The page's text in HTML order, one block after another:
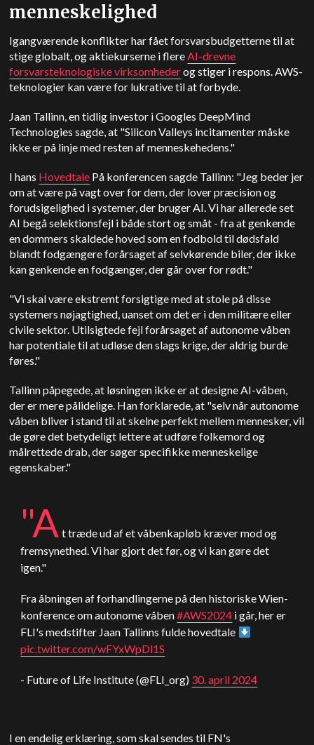
menneskelighed
Igangværende konflikter har fået forsvarsbudgetterne til at
stige globalt, og aktiekurserne i flereAI-drevne
forsvarsteknologiske virksomhederog stiger i respons. AWS-
teknologier kan være for lukrative til at forbyde.
Jaan Tallinn, en tidlig investor i Googles DeepMind
Technologies sagde, at "Silicon Valleys incitamenter måske
ikke er på linje med resten af menneskehedens."
I hans Hovedtale På konferencen sagde Tallinn: "Jeg beder jer
om at være på vagt over for dem, der lover præcision og
forudsigelighed i systemer, der bruger AI. Vi har allerede set
AI begå selektionsfejl i både stort og småt - fra at genkende
en dommers skaldede hoved som en fodbold til dødsfald
blandt fodgængere forårsaget af selvkørende biler, der ikke
kan genkende en fodgænger, der går over for rødt."
"Vi skal være ekstremt forsigtige med at stole på disse
systemers nøjagtighed, uanset om det er i den militære eller
civile sektor. Utilsigtede fejl forårsaget af autonome våben
har potentiale til at udløse den slags krige, der aldrig burde
føres."
Tallinn påpegede, at løsningen ikke er at designe AI-våben,
der er mere pålidelige. Han forklarede, at "selv når autonome
våben bliver i stand til at skelne perfekt mellem mennesker, vil
de gøre det betydeligt lettere at udføre folkemord og
målrettede drab, der søger specifikke menneskelige
egenskaber."
"A t træde ud af et våbenkapløb kræver mod og
fremsynethed. Vi har gjort det før, og vi kan gøre det
igen."
Fra åbningen af forhandlingerne på den historiske Wien-
konference om autonome våben#AWS2024 i går, her er
FLI's medstifter Jaan Tallinns fulde hovedtale
pic.twitter.com/wFYxWpDl1S
- Future of Life Institute (@FLI_org) 30. april 2024
I en endelig erklæring, som skal sendes til FN's